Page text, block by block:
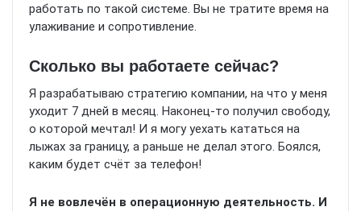
работать по такой системе. Вы не тратите время на
улаживание и сопротивление.
Сколько вы работаете сейчас?
Я разрабатываю стратегию компании, на что у меня
уходит 7 дней в месяц. Наконец-то получил свободу,
о которой мечтал! И я могу уехать кататься на
лыжах за границу, а раньше не делал этого. Боялся,
каким будет счёт за телефон!
Я не вовлечён в операционную деятельность. И